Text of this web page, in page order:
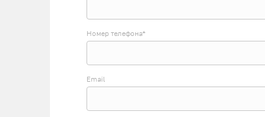
Номер телефона*
Email